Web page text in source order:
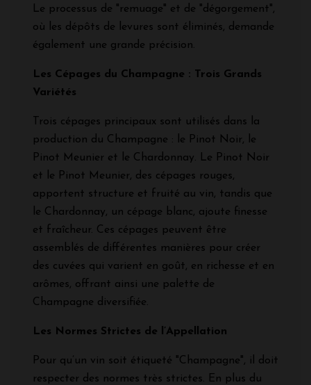
Le processus de "remuage" et de "dégorgement",
où les dépôts de levures sont éliminés, demande
également une grande précision.
Les Cépages du Champagne : Trois Grands
Variétés
Trois cépages principaux sont utilisés dans la
production du Champagne : le Pinot Noir, le
Pinot Meunier et le Chardonnay. Le Pinot Noir
et le Pinot Meunier, des cépages rouges,
apportent structure et fruité au vin, tandis que
le Chardonnay, un cépage blanc, ajoute finesse
et fraîcheur. Ces cépages peuvent être
assemblés de différentes manières pour créer
des cuvées qui varient en goût, en richesse et en
arômes, offrant ainsi une palette de
Champagne diversifiée.
Les Normes Strictes de l’Appellation
Pour qu’un vin soit étiqueté "Champagne", il doit
respecter des normes très strictes. En plus du